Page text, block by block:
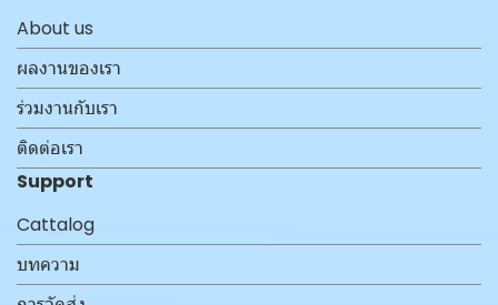
About us
ผลงานของเรา
ร่วมงานกับเรา
ติดต่อเรา
Support
Cattalog
บทความ